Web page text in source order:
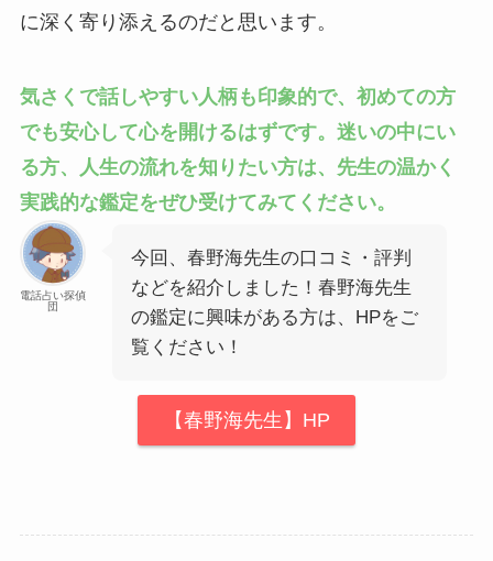
に深く寄り添えるのだと思います。
気さくで話しやすい人柄も印象的で、初めての方
でも安心して心を開けるはずです。迷いの中にい
る方、人生の流れを知りたい方は、先生の温かく
実践的な鑑定をぜひ受けてみてください。
電話占い探偵
団
今回、春野海先生の口コミ・評判
などを紹介しました！春野海先生
の鑑定に興味がある方は、HPをご
覧ください！
【春野海先生】HP